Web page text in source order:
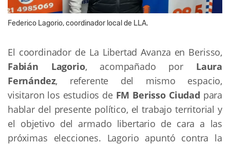
Federico Lagorio, coordinador local de LLA.
El coordinador de La Libertad Avanza en Berisso,
Fabián Lagorio, acompañado por Laura
Fernández, referente del mismo espacio,
visitaron los estudios de FM Berisso Ciudad para
hablar del presente político, el trabajo territorial y
el objetivo del armado libertario de cara a las
próximas elecciones. Lagorio apuntó contra la